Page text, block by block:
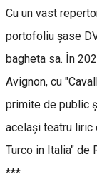
Cu un vast
portofoliu șase
bagheta sa. În
Avignon, cu
primite de public
același teatru liric
Turco in Italia" de
***